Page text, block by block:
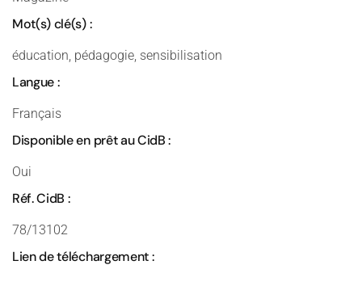
Mot(s) clé(s) :
éducation, pédagogie, sensibilisation
Langue :
Français
Disponible en prêt au CidB :
Oui
Réf. CidB :
78/13102
Lien de téléchargement :